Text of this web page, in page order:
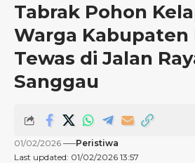
Tabrak Pohon
Warga Kabupaten
Tewas di Jalan
Sanggau
Last updated: 01/02/2026 13:57
01/02/2026 Peristiwa